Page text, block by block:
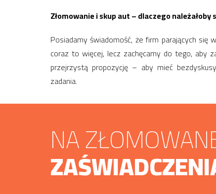
Złomowanie i skup aut – dlaczego należałoby
Posiadamy świadomość, że firm parających się
coraz to więcej, lecz zachęcamy do tego, aby
przejrzystą propozycję – aby mieć
zadania.
NA